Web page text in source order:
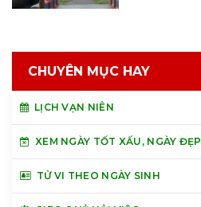
CHUYÊN MỤC HAY
LỊCH VẠN NIÊN
XEM NGÀY TỐT XẤU, NGÀY ĐẸP
TỬ VI THEO NGÀY SINH